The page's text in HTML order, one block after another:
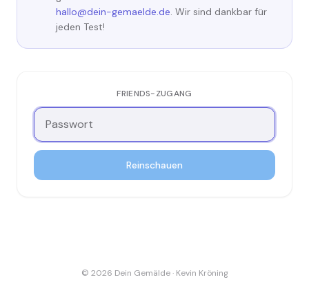
hallo@dein-gemaelde.de. Wir sind dankbar für
jeden Test!
FRIENDS-ZUGANG
Reinschauen
© 2026 Dein Gemälde · Kevin Kröning